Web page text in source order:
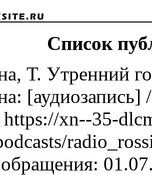
Список
Т. Утренний
xn--35-
обращения: